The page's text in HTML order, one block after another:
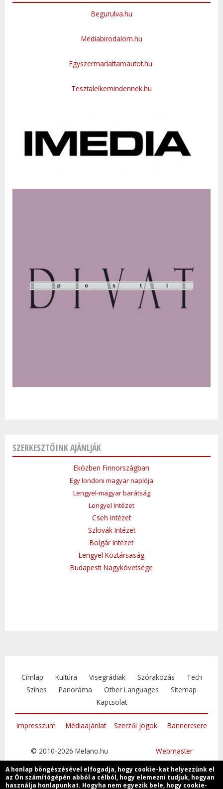
Begurulva.hu
Mediabirodalom.hu
Egyszermarlattamautot.hu
Tesztalelkemindennek.hu
SZERKESZTŐINK AJÁNLJÁK
Eközben Finnországban
Egy londoni magyar naplója
Lengyel-magyar barátság
Lengyel Intézet
Cseh Intézet
Szlovák Intézet
Bolgár Intézet
Lengyel Köztársaság
Budapesti Nagykövetsége
Címlap Kultúra Visegrádiak Szórakozás
Tech
Színes
Panoráma Other Languages
Sitemap
Kapcsolat
Impresszum Médiaajánlat Szerzői jogok Bannercsere
© 2010-2026 Melano.hu Webmaster
A honlap böngészésével elfogadja, hogy cookie-kat helyezzünk el
az Ön számítógépén abból a célból, hogy elemezni tudjuk, hogyan
használja honlapunkat. Hogyha nem egyezik bele, hogy cookie-